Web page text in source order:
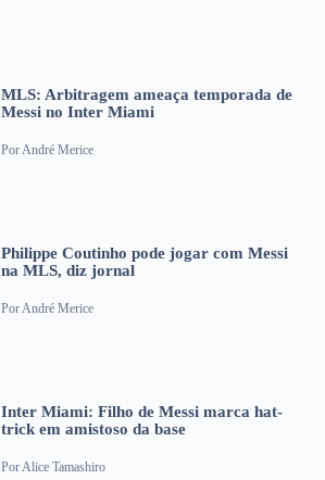
MLS: Arbitragem ameaça temporada de
Messi no Inter Miami
PorAndré Merice
Philippe Coutinho pode jogar com Messi
na MLS, diz jornal
Por André Merice
Inter Miami: Filho de Messi marca hat-
trick em amistoso da base
Por Alice Tamashiro